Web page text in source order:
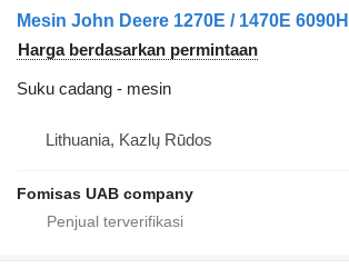
Harga berdasarkan permintaan
Suku cadang - mesin
Lithuania, Kazlų Rūdos
Fomisas UAB company